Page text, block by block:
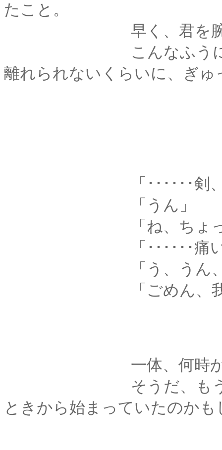
たこと。
早く、君を腕に抱
こんなふうに、しっ
離れられないくらいに、ぎゅ
「･･････剣、
「うん」
「ね、ちょっと･
「･･････痛い
「う、うん、少し
「ごめん、我慢
一体、何時からだ
そうだ、もう、ずっ
ときから始まっていたのか